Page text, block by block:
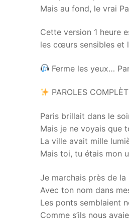
Mais au fond, le vrai
Cette version 1 heure
les cœurs sensibles et
Ferme les yeux…
PAROLES
Paris brillait dans le
Mais je ne voyais que
La ville avait mille
Mais toi, tu étais mon
Je marchais près de la
Avec ton nom dans
Les ponts semblaient
Comme s’ils nous